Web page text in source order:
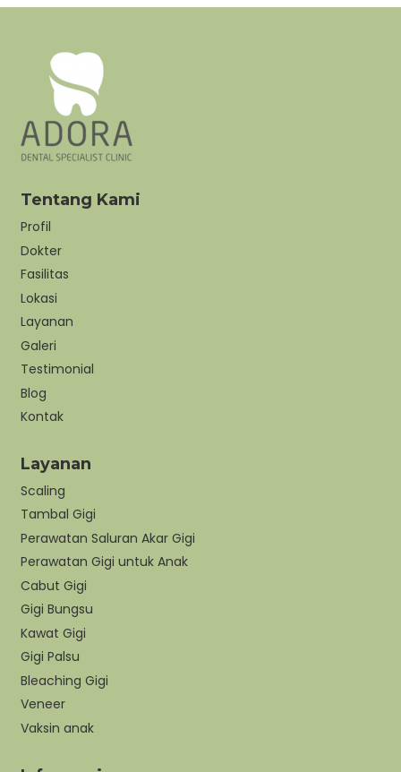
Tentang Kami
Profil
Dokter
Fasilitas
Lokasi
Layanan
Galeri
Testimonial
Blog
Kontak
Layanan
Scaling
Tambal Gigi
Perawatan Saluran Akar Gigi
Perawatan Gigi untuk Anak
Cabut Gigi
Gigi Bungsu
Kawat Gigi
Gigi Palsu
Bleaching Gigi
Veneer
Vaksin anak